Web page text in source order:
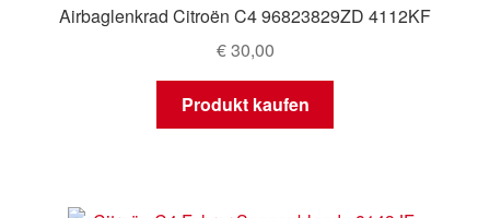
Airbaglenkrad Citroën C4 96823829ZD 4112KF
€30,00
Produkt kaufen